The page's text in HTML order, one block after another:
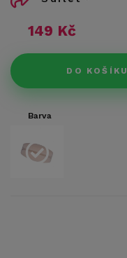
149 Kč
DO KOŠÍKU
Barva